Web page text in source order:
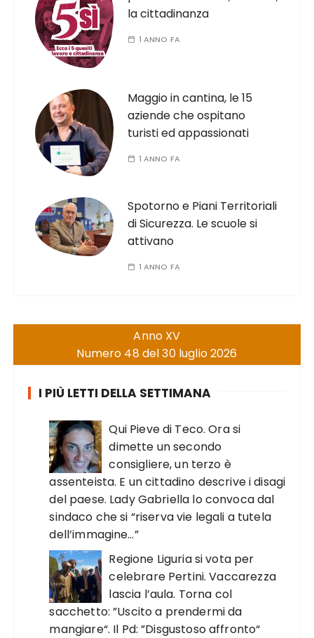
la cittadinanza
1 ANNO FA
Maggio in cantina, le 15
aziende che ospitano
turisti ed appassionati
1 ANNO FA
Spotorno e Piani Territoriali
di Sicurezza. Le scuole si
attivano
1 ANNO FA
Anno XV
Numero 48 del 30 luglio 2026
I PIÙ LETTI DELLA SETTIMANA
Qui Pieve di Teco. Ora si
dimette un secondo
consigliere, un terzo è
assenteista. E un cittadino descrive i disagi
del paese. Lady Gabriella lo convoca dal
sindaco che si “riserva vie legali a tutela
dell’immagine…”
Regione Liguria si vota per
celebrare Pertini. Vaccarezza
lascia l’aula. Torna col
sacchetto: ”Uscito a prendermi da
mangiare“. Il Pd: ”Disgustoso affronto“